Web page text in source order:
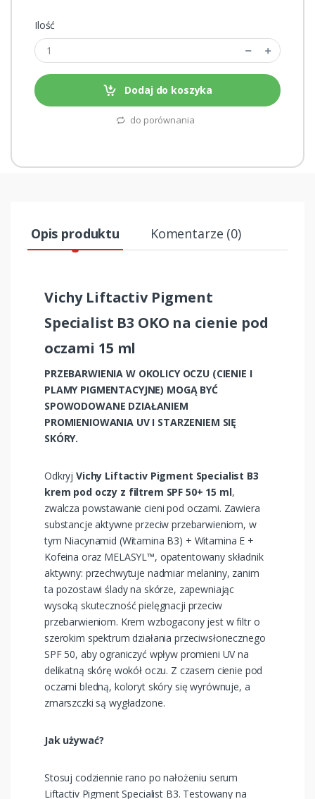
Ilość
Dodaj do koszyka
do porównania
Opis produktu Komentarze (0)
Vichy Liftactiv Pigment
Specialist B3 OKO na cienie pod
oczami 15 ml
PRZEBARWIENIA W OKOLICY OCZU (CIENIE I
PLAMY PIGMENTACYJNE) MOGĄ BYĆ
SPOWODOWANE DZIAŁANIEM
PROMIENIOWANIA UV I STARZENIEM SIĘ
SKÓRY.
Odkryj Vichy Liftactiv Pigment Specialist B3
krem pod oczy z filtrem SPF 50+ 15 ml,
zwalcza powstawanie cieni pod oczami. Zawiera
substancje aktywne przeciw przebarwieniom, w
tym Niacynamid (Witamina B3) + Witamina E +
Kofeina oraz MELASYL™, opatentowany składnik
aktywny: przechwytuje nadmiar melaniny, zanim
ta pozostawi ślady na skórze, zapewniając
wysoką skuteczność pielęgnacji przeciw
przebarwieniom. Krem wzbogacony jest w filtr o
szerokim spektrum działania przeciwsłonecznego
SPF 50, aby ograniczyć wpływ promieni UV na
delikatną skórę wokół oczu. Z czasem cienie pod
oczami bledną, koloryt skóry się wyrównuje, a
zmarszczki są wygładzone.
Jak używać?
Stosuj codziennie rano po nałożeniu serum
Liftactiv Pigment Specialist B3. Testowany na